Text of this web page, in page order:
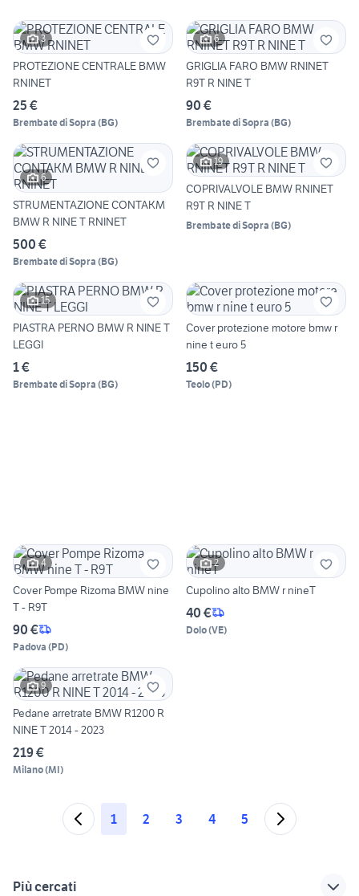
3
PROTEZIONE CENTRALE BMW
RNINET
25 €
Brembate di Sopra (BG)
6
GRIGLIA FARO BMW RNINET
R9T R NINE T
90 €
Brembate di Sopra (BG)
6
STRUMENTAZIONE CONTAKM
BMW R NINE T RNINET
500 €
Brembate di Sopra (BG)
19
COPRIVALVOLE BMW RNINET
R9T R NINE T
Brembate di Sopra (BG)
15
PIASTRA PERNO BMW R NINE T
LEGGI
1 €
Brembate di Sopra (BG)
Cover protezione motore bmw r
nine t euro 5
150 €
Teolo(PD)
4
Cover Pompe Rizoma BMW nine
T - R9T
90 €
Padova (PD)
2
Cupolino alto BMW r nineT
40 €
Dolo(VE)
9
Pedane arretrate BMW R1200 R
NINE T 2014 - 2023
219 €
Milano(MI)
1 2 3 4 5
Più cercati